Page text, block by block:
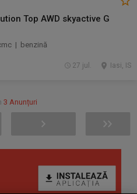
Top AWD skyactive G
| benzină
Iasi, IS
27 jul.
3 Anunțuri